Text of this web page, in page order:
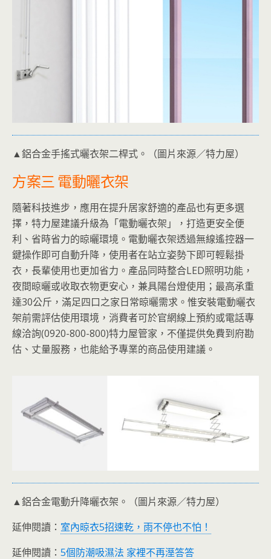
▲鋁合金手搖式曬衣架二桿式。（圖片來源／特力屋）
方案三 電動曬衣架
隨著科技進步，應用在提升居家舒適的產品也有更多選
擇，特力屋建議升級為「電動曬衣架」，打造更安全便
利、省時省力的晾曬環境。電動曬衣架透過無線遙控器一
鍵操作即可自動升降，使用者在站立姿勢下即可輕鬆掛
衣，長輩使用也更加省力。產品同時整合LED照明功能，
夜間晾曬或收取衣物更安心，兼具陽台燈使用；最高承重
達30公斤，滿足四口之家日常晾曬需求。惟安裝電動曬衣
架前需評估使用環境，消費者可於官網線上預約或電話專
線洽詢(0920-800-800)特力屋管家，不僅提供免費到府勘
估、丈量服務，也能給予專業的商品使用建議。
▲鋁合金電動升降曬衣架。（圖片來源／特力屋）
延伸閱讀： 室內晾衣5招速乾，雨不停也不怕！
延伸閱讀： 5個防潮吸濕法 家裡不再溼答答